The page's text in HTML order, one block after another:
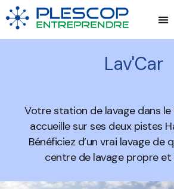
Lav'Car
Votre station de lavage dans le
accueille sur ses deux pistes
Bénéficiez d’un vrai lavage de
centre de lavage propre